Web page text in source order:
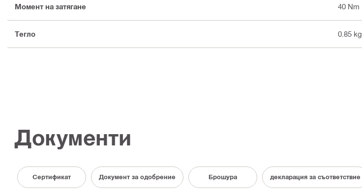
Момент на затягане 40 Nm
Тегло 0.85 kg
Документи
Cертификат Документ за одобрение Брошура декларация за съответствие